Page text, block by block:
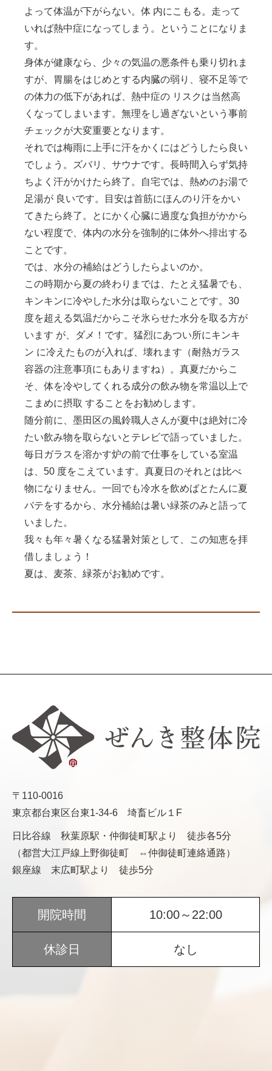
よって体温が下がらない。体 内にこもる。走って
いれば熱中症になってしまう。ということになりま
す。
身体が健康なら、少々の気温の悪条件も乗り切れま
すが、胃腸をはじめとする内臓の弱り、寝不足等で
の体力の低下があれば、熱中症の リスクは当然高
くなってしまいます。無理をし過ぎないという事前
チェックが大変重要となります。
それでは梅雨に上手に汗をかくにはどうしたら良い
でしょう。ズバリ、サウナです。長時間入らず気持
ちよく汗がかけたら終了。自宅では、熱めのお湯で
足湯が 良いです。目安は首筋にほんのり汗をかい
てきたら終了。とにかく心臓に過度な負担がかから
ない程度で、体内の水分を強制的に体外へ排出する
ことです。
では、水分の補給はどうしたらよいのか。
この時期から夏の終わりまでは、たとえ猛暑でも、
キンキンに冷やした水分は取らないことです。30
度を超える気温だからこそ氷らせた水分を取る方が
います が、ダメ！です。猛烈にあつい所にキンキ
ン に冷えたものが入れば、壊れます（耐熱ガラス
容器の注意事項にもありますね）。真夏だからこ
そ、体を冷やしてくれる成分の飲み物を常温以上で
こまめに摂取 することをお勧めします。
随分前に、墨田区の風鈴職人さんが夏中は絶対に冷
たい飲み物を取らないとテレビで語っていました。
毎日ガラスを溶かす炉の前で仕事をしている室温
は、50 度をこえています。真夏日のそれとは比べ
物になりません。一回でも冷水を飲めばとたんに夏
バテをするから、水分補給は暑い緑茶のみと語って
いました。
我々も年々暑くなる猛暑対策として、この知恵を拝
借しましょう！
夏は、麦茶、緑茶がお勧めです。
〒110-0016
東京都台東区台東1-34-6 埼畜ビル１F
日比谷線 秋葉原駅・仲御徒町駅より 徒歩各5分
（都営大江戸線上野御徒町 ⇔仲御徒町連絡通路）
銀座線 末広町駅より 徒歩5分
開院時間 10:00～22:00
休診日 なし